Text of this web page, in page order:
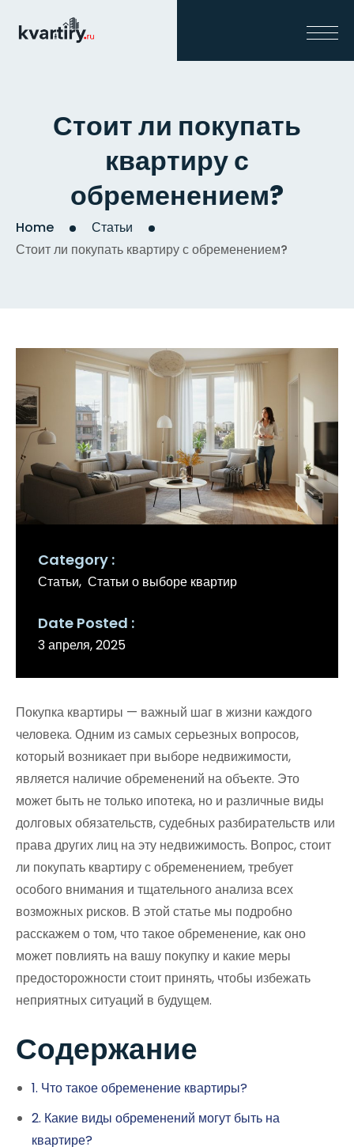
Стоит ли покупать
квартиру с
обременением?
Home
Статьи
Стоит ли покупать квартиру с обременением?
Category
Статьи Статьи о выборе квартир
Date Posted
3 апреля, 2025
Покупка квартиры — важный шаг в жизни каждого
человека. Одним из самых серьезных вопросов,
который возникает при выборе недвижимости,
является наличие обременений на объекте. Это
может быть не только ипотека, но и различные виды
долговых обязательств, судебных разбирательств или
права других лиц на эту недвижимость. Вопрос, стоит
ли покупать квартиру с обременением, требует
особого внимания и тщательного анализа всех
возможных рисков. В этой статье мы подробно
расскажем о том, что такое обременение, как оно
может повлиять на вашу покупку и какие меры
предосторожности стоит принять, чтобы избежать
неприятных ситуаций в будущем.
Содержание
1. Что такое обременение квартиры?
2. Какие виды обременений могут быть на
квартире?